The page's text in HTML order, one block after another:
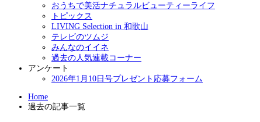
おうちで美活ナチュラルビューティーライフ
トピックス
LIVING Selection in 和歌山
テレビのツムジ
みんなのイイネ
過去の人気連載コーナー
アンケート
2026年1月10日号プレゼント応募フォーム
Home
過去の記事一覧